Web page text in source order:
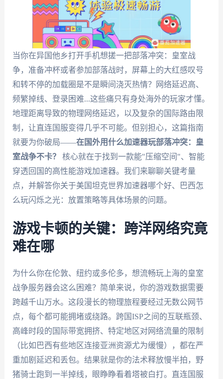
当你在异国他乡打开手机想搓一把部落冲突：皇室战
争，准备冲杯或者参加部落战时，屏幕上的大红感叹号
和转不停的加载圈是不是瞬间浇灭热情？网络延迟高、
频繁掉线、登录困难...这些痛只有身处海外的玩家才懂。
地理距离导致的物理网络延迟，以及复杂的国际路由限
制，让直连国服变得几乎不可能。但别担心，这篇指南
就要为你破局——在国外用什么加速器玩部落冲突：皇
室战争不卡？
核心就在于找到一款能"压缩空间"、智能
穿透回国的高性能游戏加速器。我们来聊聊关键考量
点，并解答你关于美国坦克世界加速器哪个好、巴西怎
么玩闪烁之光：放置策略等具体场景的问题。
游戏卡顿的关键：跨洋网络究竟
难在哪
为什么你在伦敦、纽约或多伦多，想流畅玩上海的皇室
战争服务器会这么困难？简单来说，你的游戏数据需要
跨越千山万水。这段漫长的物理旅程要经过无数公网节
点，每个都可能拥堵或绕路。跨国ISP之间的互联瓶颈、
高峰时段的国际带宽拥挤、特定地区对网络流量的限制
（比如巴西有些地区连接亚洲资源尤为缓慢），都在严
重加剧延迟和丢包。结果就是你的法术释放慢半拍，野
猪骑士跑到一半掉线，眼睁睁看着塔被白打。直连国服